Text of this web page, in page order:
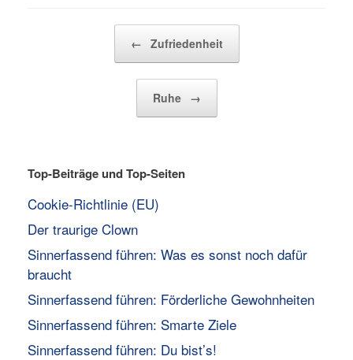
← Zufriedenheit
Ruhe →
Top-Beiträge und Top-Seiten
Cookie-Richtlinie (EU)
Der traurige Clown
Sinnerfassend führen: Was es sonst noch dafür
braucht
Sinnerfassend führen: Förderliche Gewohnheiten
Sinnerfassend führen: Smarte Ziele
Sinnerfassend führen: Du bist’s!